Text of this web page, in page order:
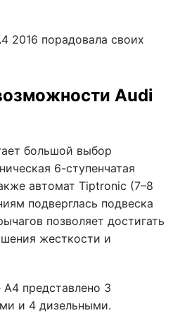
Audi
большой выбор
6-ступенчатая
автомат Tiptronic (7–8
подверглась подвеска
позволяет достигать
жесткости и
А4 представлено 3
и 4 дизельными.